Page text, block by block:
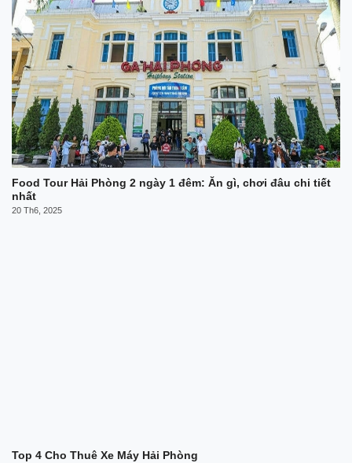
Food Tour Hải Phòng 2 ngày 1 đêm: Ăn gì, chơi đâu chi tiết
nhất
20 Th6, 2025
Top 4 Cho Thuê Xe Máy Hải Phòng